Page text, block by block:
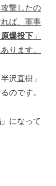
撃したの
ば、軍事
原爆投下 」
ります。
沢直樹」
のです。
」になって